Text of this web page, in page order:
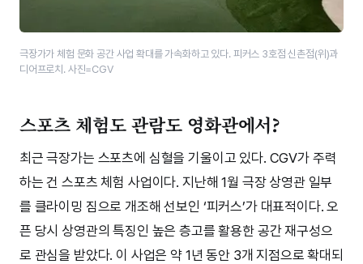
극장가가 체험 문화 공간 사업 확대를 가속화하고 있다. 피커스 3호점 신촌점(위)과
디어프로치. 사진=CGV
스포츠 체험도 관람도 영화관에서?
최근 극장가는 스포츠에 심혈을 기울이고 있다. CGV가 주력
하는 건 스포츠 체험 사업이다. 지난해 1월 극장 상영관 일부
를 클라이밍 짐으로 개조해 선보인 ‘피커스’가 대표적이다. 오
픈 당시 상영관의 특징인 높은 층고를 활용한 공간 재구성으
로 관심을 받았다. 이 사업은 약 1년 동안 3개 지점으로 확대되